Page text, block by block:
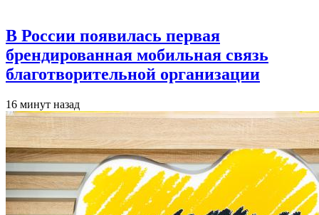
В России появилась первая
брендированная мобильная связь
благотворительной организации
16 минут назад